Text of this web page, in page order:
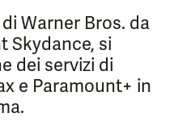
Warner Bros. da
Skydance, si
dei servizi di
e Paramount+ in